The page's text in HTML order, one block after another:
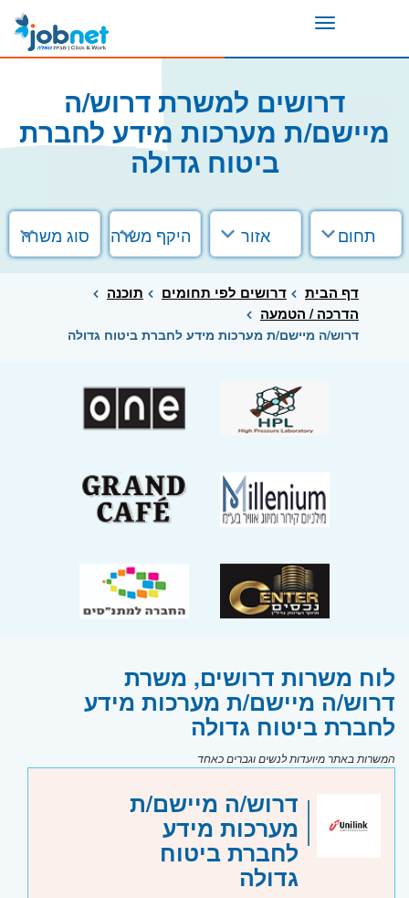
Toggle
דרושים למשרת דרוש/ה
מיישם/ת מערכות מידע לחברת
ביטוח גדולה
תחום אזור היקף משרה סוג משרה
דף הבית דרושים לפי תחומים
תוכנה
הדרכה / הטמעה
דרוש/ה מיישם/ת מערכות מידע לחברת ביטוח גדולה
לוח משרות דרושים, משרת
דרוש/ה מיישם/ת מערכות מידע
לחברת ביטוח גדולה
המשרות באתר מיועדות לנשים וגברים כאחד
דרוש/ה מיישם/ת
מערכות מידע
לחברת ביטוח
גדולה